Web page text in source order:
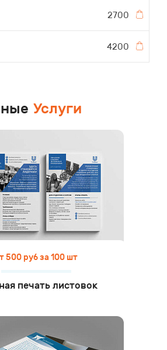
2700
4200
Услуги
500 руб за 100 шт
печать листовок